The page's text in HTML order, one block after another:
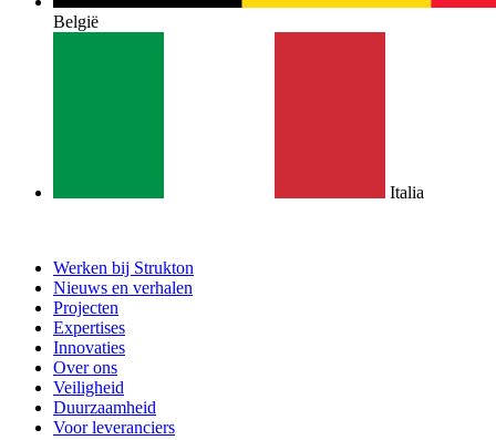
België
Italia
Werken bij Strukton
Nieuws en verhalen
Projecten
Expertises
Innovaties
Over ons
Veiligheid
Duurzaamheid
Voor leveranciers